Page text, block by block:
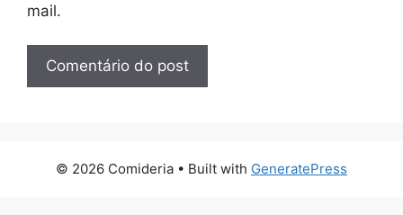
mail.
© 2026 Comideria • Built with GeneratePress